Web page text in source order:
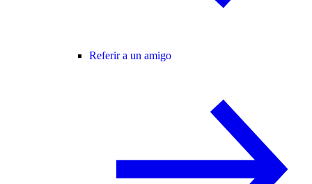
Referir a un amigo